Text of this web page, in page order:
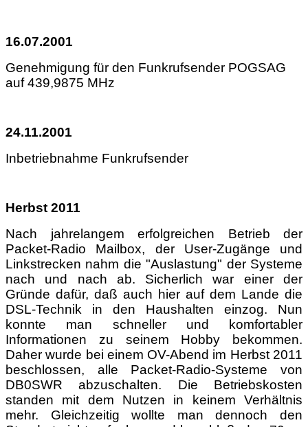
16.07.2001
Genehmigung für den Funkrufsender POGSAG
auf 439,9875 MHz
24.11.2001
Inbetriebnahme Funkrufsender
Herbst 2011
Nach jahrelangem erfolgreichen Betrieb der
Packet-Radio Mailbox, der User-Zugänge und
Linkstrecken nahm die "Auslastung" der Systeme
nach und nach ab. Sicherlich war einer der
Gründe dafür, daß auch hier auf dem Lande die
DSL-Technik in den Haushalten einzog. Nun
konnte man schneller und komfortabler
Informationen zu seinem Hobby bekommen.
Daher wurde bei einem OV-Abend im Herbst 2011
beschlossen, alle Packet-Radio-Systeme von
DB0SWR abzuschalten. Die Betriebskosten
standen mit dem Nutzen in keinem Verhältnis
mehr. Gleichzeitig wollte man dennoch den